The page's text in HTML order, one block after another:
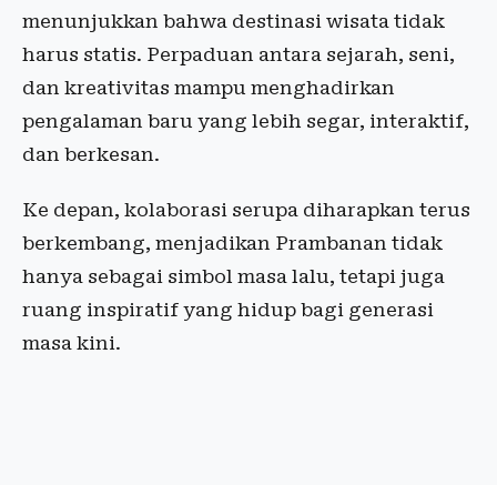
menunjukkan bahwa destinasi wisata tidak
harus statis. Perpaduan antara sejarah, seni,
dan kreativitas mampu menghadirkan
pengalaman baru yang lebih segar, interaktif,
dan berkesan.
Ke depan, kolaborasi serupa diharapkan terus
berkembang, menjadikan Prambanan tidak
hanya sebagai simbol masa lalu, tetapi juga
ruang inspiratif yang hidup bagi generasi
masa kini.